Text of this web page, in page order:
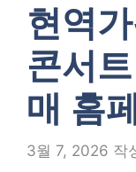
현역
콘서
매 홈
3월 7, 2026 작